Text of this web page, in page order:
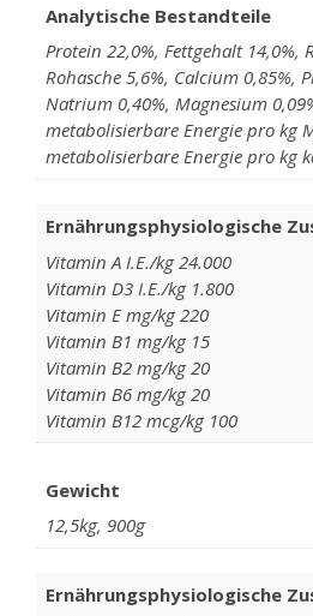
Analytische Bestandteile
Protein 22,0%, Fettgehalt 14,0%,
Rohasche 5,6%, Calcium 0,85%,
Natrium 0,40%, Magnesium
metabolisierbare Energie pro kg
metabolisierbare Energie pro kg
Ernährungsphysiologische
Vitamin A I.E./kg 24.000
Vitamin D3 I.E./kg 1.800
Vitamin E mg/kg 220
Vitamin B1 mg/kg 15
Vitamin B2 mg/kg 20
Vitamin B6 mg/kg 20
Vitamin B12 mcg/kg 100
Gewicht
12,5kg, 900g
Ernährungsphysiologische